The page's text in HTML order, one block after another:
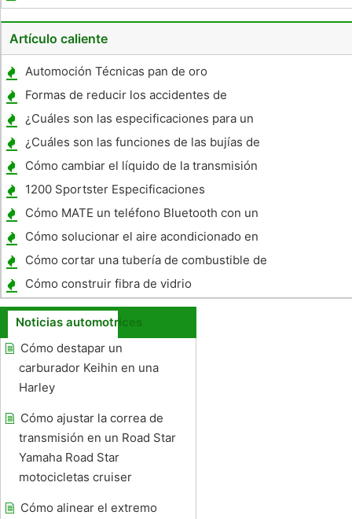
Especificaciones
Artículo caliente
Automoción Técnicas pan de oro
Formas de reducir los accidentes de
automóvil
¿Cuáles son las especificaciones para un
Chevy motor de 6 litros ?
¿Cuáles son las funciones de las bujías de
incandescencia?
Cómo cambiar el líquido de la transmisión
de un impala
1200 Sportster Especificaciones
Cómo MATE un teléfono Bluetooth con un
F-150 2009
Cómo solucionar el aire acondicionado en
un Ford F-Series
Cómo cortar una tubería de combustible de
acero
Cómo construir fibra de vidrio
personalizados Flairs Fender
Noticias automotrices
Cómo destapar un
carburador Keihin en una
Harley
Cómo ajustar la correa de
transmisión en un Road Star
Yamaha Road Star
motocicletas cruiser
Cómo alinear el extremo